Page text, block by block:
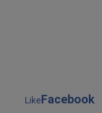
LikeFacebook